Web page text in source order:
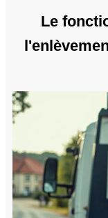
Le